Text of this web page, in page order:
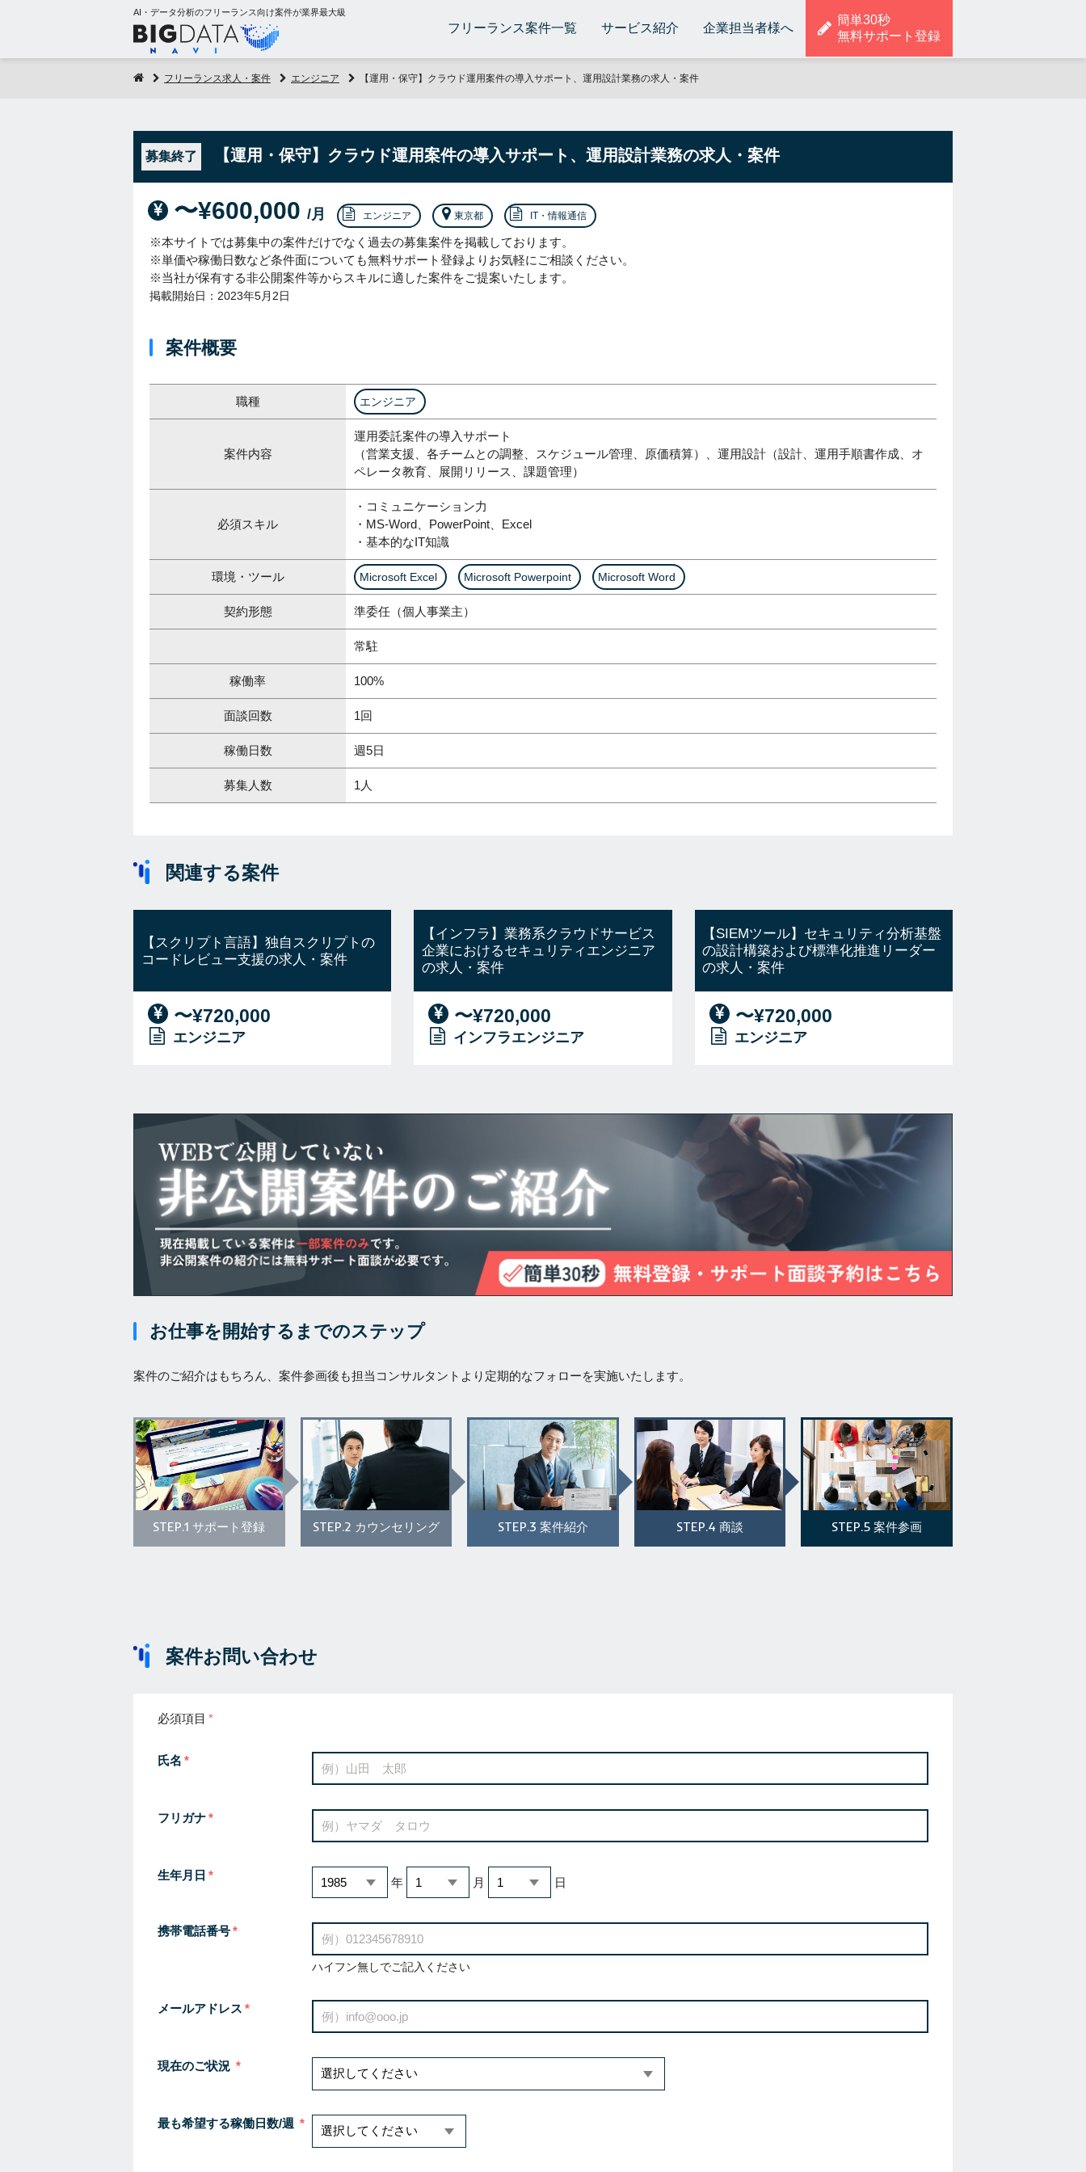
AI・データ分析のフリーランス向け案件が業界最大級
フリーランス案件一覧 サービス紹介 企業担当者様へ
簡単30秒
無料サポート登録
フリーランス求人・案件 エンジニア 【運用・保守】クラウド運用案件の導入サポート、運用設計業務の求人・案件
募集終了 【運用・保守】クラウド運用案件の導入サポート、運用設計業務の求人・案件
〜¥600,000 /月 エンジニア 東京都 IT・情報通信
※本サイトでは募集中の案件だけでなく過去の募集案件を掲載しております。
※単価や稼働日数など条件面についても無料サポート登録よりお気軽にご相談ください。
※当社が保有する非公開案件等からスキルに適した案件をご提案いたします。
掲載開始日：2023年5月2日
案件概要
職種 エンジニア
案件内容
運用委託案件の導入サポート
（営業支援、各チームとの調整、スケジュール管理、原価積算）、運用設計（設計、運用手順書作成、オ
ペレータ教育、展開リリース、課題管理）
必須スキル
・コミュニケーション力
・MS-Word、PowerPoint、Excel
・基本的なIT知識
環境・ツール Microsoft Excel Microsoft Powerpoint Microsoft Word
契約形態 準委任（個人事業主）
常駐
稼働率 100%
面談回数 1回
稼働日数 週5日
募集人数 1人
関連する案件
【スクリプト言語】独自スクリプトの
コードレビュー支援の求人・案件
〜¥720,000
エンジニア
【インフラ】業務系クラウドサービス
企業におけるセキュリティエンジニア
の求人・案件
〜¥720,000
インフラエンジニア
【SIEMツール】セキュリティ分析基盤
の設計構築および標準化推進リーダー
の求人・案件
〜¥720,000
エンジニア
お仕事を開始するまでのステップ
案件のご紹介はもちろん、案件参画後も担当コンサルタントより定期的なフォローを実施いたします。
STEP.1 サポート登録 STEP.2 カウンセリング STEP.3 案件紹介 STEP.4 商談 STEP.5 案件参画
案件お問い合わせ
必須項目
氏名
フリガナ
生年月日
年 月 日
携帯電話番号
ハイフン無しでご記入ください
メールアドレス
現在のご状況
最も希望する稼働日数/週